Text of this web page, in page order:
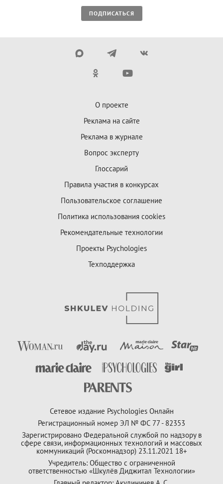
ПОДПИСАТЬСЯ
О проекте
Реклама на сайте
Реклама в журнале
Вопрос эксперту
Глоссарий
Правила участия в конкурсах
Пользовательское соглашение
Политика использования cookies
Рекомендательные технологии
Проекты Psychologies
Техподдержка
Сетевое издание Psychologies Онлайн
Регистрационный номер ЭЛ № ФС 77 - 82353
Зарегистрировано Федеральной службой по надзору в
сфере связи, информационных технологий и массовых
коммуникаций (Роскомнадзор) 23.11.2021 18+
Учредитель: Общество с ограниченной
ответственностью «Шкулёв Диджитал Технологии»